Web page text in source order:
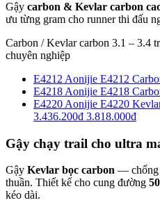
Gậy carbon & Kevlar carbon
ưu từng gram cho runner thi đấu
Carbon / Kevlar carbon 3.1 – 3.4
chuyên nghiệp
E4212 Aonijie E4212
E4218 Aonijie E4218
E4220 Aonijie E4220
3.436.200đ 3.818.000đ
Gậy chạy trail cho ultra
Gậy Kevlar bọc carbon — chống
thuần. Thiết kế cho cung đường
kéo dài.